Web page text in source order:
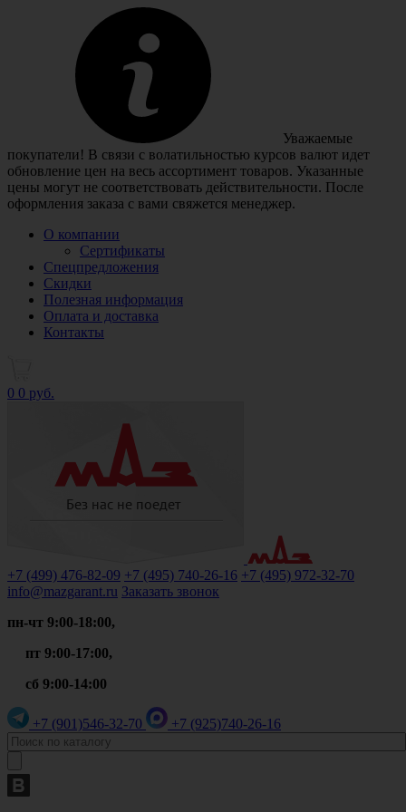
Уважаемые
покупатели! В связи с волатильностью курсов валют идет
обновление цен на весь ассортимент товаров. Указанные
цены могут не соответствовать действительности. После
оформления заказа с вами свяжется менеджер.
О компании
Сертификаты
Спецпредложения
Скидки
Полезная информация
Оплата и доставка
Контакты
0 0 руб.
+7 (499) 476-82-09 +7 (495) 740-26-16 +7 (495) 972-32-70
info@mazgarant.ru Заказать звонок
пн-чт 9:00-18:00,
пт 9:00-17:00,
сб 9:00-14:00
+7 (901)546-32-70 +7 (925)740-26-16